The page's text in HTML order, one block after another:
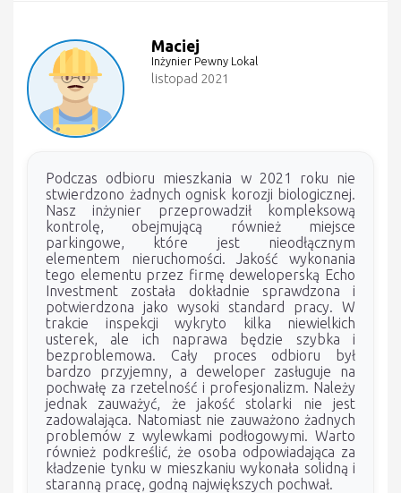
Maciej
Inżynier Pewny Lokal
listopad 2021
Podczas odbioru mieszkania w 2021 roku nie
stwierdzono żadnych ognisk korozji biologicznej.
Nasz inżynier przeprowadził kompleksową
kontrolę, obejmującą również miejsce
parkingowe, które jest nieodłącznym
elementem nieruchomości. Jakość wykonania
tego elementu przez firmę deweloperską Echo
Investment została dokładnie sprawdzona i
potwierdzona jako wysoki standard pracy. W
trakcie inspekcji wykryto kilka niewielkich
usterek, ale ich naprawa będzie szybka i
bezproblemowa. Cały proces odbioru był
bardzo przyjemny, a deweloper zasługuje na
pochwałę za rzetelność i profesjonalizm. Należy
jednak zauważyć, że jakość stolarki nie jest
zadowalająca. Natomiast nie zauważono żadnych
problemów z wylewkami podłogowymi. Warto
również podkreślić, że osoba odpowiadająca za
kładzenie tynku w mieszkaniu wykonała solidną i
staranną pracę, godną największych pochwał.